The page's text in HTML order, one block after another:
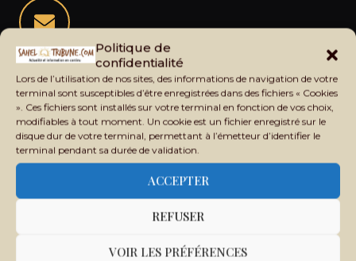
Politique de
confidentialité
Lors de l’utilisation de nos sites, des informations de navigation de votre
terminal sont susceptibles d’être enregistrées dans des fichiers « Cookies
». Ces fichiers sont installés sur votre terminal en fonction de vos choix,
modifiables à tout moment. Un cookie est un fichier enregistré sur le
disque dur de votre terminal, permettant à l’émetteur d’identifier le
terminal pendant sa durée de validation.
ACCEPTER
REFUSER
VOIR LES PRÉFÉRENCES
Restez informé de l'actualité du Sahel
Recevez chaque jour les principales informations du Mali,
du Sahel, de l'Afrique et du monde dans votre boîte mail.